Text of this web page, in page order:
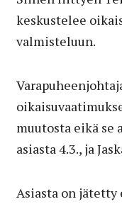
keskustelee
valmisteluun.
muutosta eikä se
asiasta 4.3., ja
Asiasta on